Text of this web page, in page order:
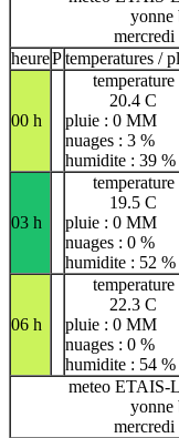
yonne
mercredi
heurePtemperatures /
00 h
temperature
20.4 C
pluie : 0 MM
nuages : 3 %
humidite : 39 %
03 h
temperature
19.5 C
pluie : 0 MM
nuages : 0 %
humidite : 52 %
06 h
temperature
22.3 C
pluie : 0 MM
nuages : 0 %
humidite : 54 %
meteo
yonne
mercredi